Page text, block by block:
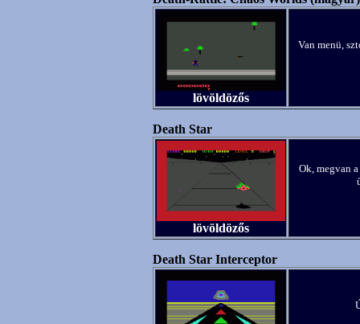
lövöldözős
Van menü,
Death Star
lövöldözős
Ok, megvan
Death Star Interceptor